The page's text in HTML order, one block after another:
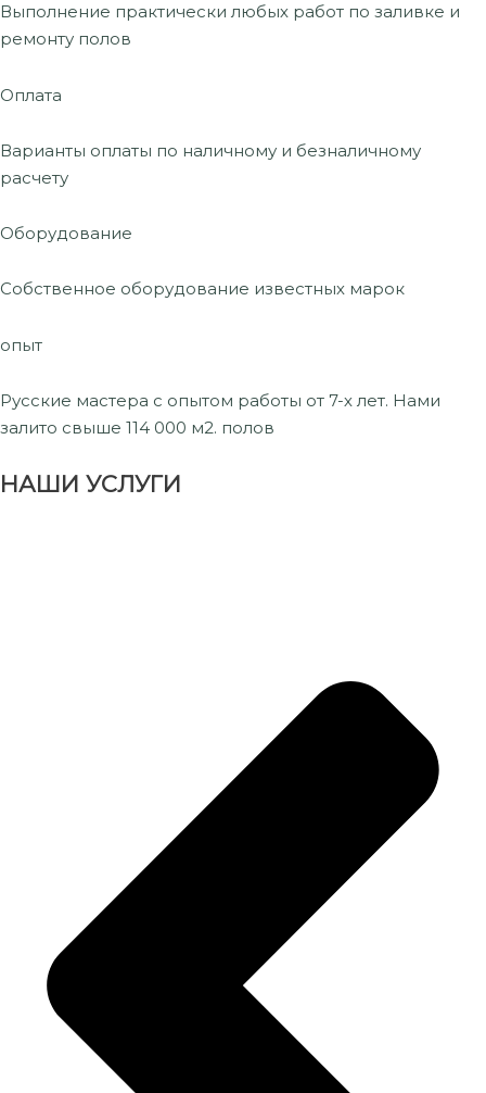
Выполнение практически любых работ по заливке и
ремонту полов
Оплата
Варианты оплаты по наличному и безналичному
расчету
Оборудование
Собственное оборудование известных марок
опыт
Русские мастера с опытом работы от 7-х лет. Нами
залито свыше 114 000 м2. полов
НАШИ УСЛУГИ